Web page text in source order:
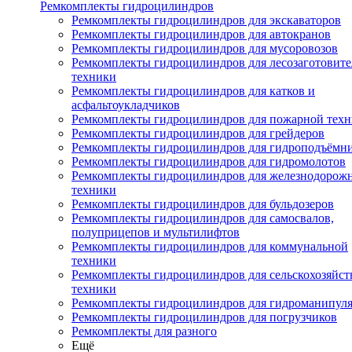
Ремкомплекты гидроцилиндров
Ремкомплекты гидроцилиндров для экскаваторов
Ремкомплекты гидроцилиндров для автокранов
Ремкомплекты гидроцилиндров для мусоровозов
Ремкомплекты гидроцилиндров для
техники
Ремкомплекты гидроцилиндров для катков и
асфальтоукладчиков
Ремкомплекты гидроцилиндров для пожарной
Ремкомплекты гидроцилиндров для грейдеров
Ремкомплекты гидроцилиндров для
Ремкомплекты гидроцилиндров для гидромолотов
Ремкомплекты гидроцилиндров для
техники
Ремкомплекты гидроцилиндров для бульдозеров
Ремкомплекты гидроцилиндров для самосвалов,
полуприцепов и мультилифтов
Ремкомплекты гидроцилиндров для коммунальной
техники
Ремкомплекты гидроцилиндров для
техники
Ремкомплекты гидроцилиндров для
Ремкомплекты гидроцилиндров для погрузчиков
Ремкомплекты для разного
Ещё